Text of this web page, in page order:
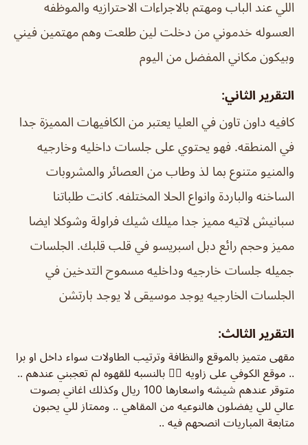
اللي عند الباب ومهتم بالاجراءات الاحترازيه والموظفه
العسوله خدموني من دخلت لين طلعت وهم مهتمين فيني
وبيكون مكاني المفضل من اليوم
التقرير الثاني:
كافيه داون تاون في العليا يعتبر من الكافيهات المميزة جدا
في المنطقه. فهو يحتوي على جلسات داخليه وخارجيه
والمنيو متنوع بما لذ وطاب من العصائر والمشروبات
الساخنه والباردة وانواع الحلا المختلفه. كانت طلباتنا
سبانيش لاتيه مميز جدا ميلك شيك فراولة وشوكلا ايضا
مميز وحجم رائع دبل اسبريسو في قلب قلبك. الجلسات
جميله جلسات خارجيه وداخليه مسموح التدخين في
الجلسات الخارجيه يوجد موسيقى لا يوجد بارتشن
التقرير الثالث:
مقهى متميز بالموقع والنظافة وترتيب الطاولات سواء داخل او برا
.. موقع الكوفي على زاويه 👍🏼 بالنسبه للقهوه لم تعجبني عندهم ..
متوقر عندهم شيشه واسعارها 100 ريال وكذلك اغاني بصوت
عالي للي يفضلون هالنوعيه من المقاهي .. وممتاز للي يحبون
متابعة المباريات انصحهم فيه ..